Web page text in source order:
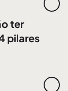
ter
pilares